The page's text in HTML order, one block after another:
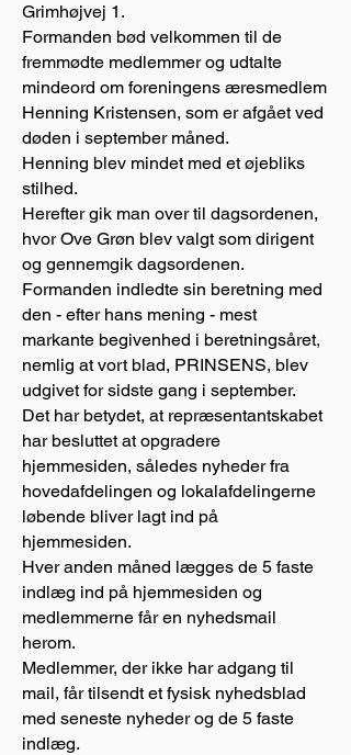
Grimhøjvej 1.
Formanden bød velkommen til de
fremmødte medlemmer og udtalte
mindeord om foreningens æresmedlem
Henning Kristensen, som er afgået ved
døden i september måned.
Henning blev mindet med et øjebliks
stilhed.
Herefter gik man over til dagsordenen,
hvor Ove Grøn blev valgt som dirigent
og gennemgik dagsordenen.
Formanden indledte sin beretning med
den - efter hans mening - mest
markante begivenhed i beretningsåret,
nemlig at vort blad, PRINSENS, blev
udgivet for sidste gang i september.
Det har betydet, at repræsentantskabet
har besluttet at opgradere
hjemmesiden, således nyheder fra
hovedafdelingen og lokalafdelingerne
løbende bliver lagt ind på
hjemmesiden.
Hver anden måned lægges de 5 faste
indlæg ind på hjemmesiden og
medlemmerne får en nyhedsmail
herom.
Medlemmer, der ikke har adgang til
mail, får tilsendt et fysisk nyhedsblad
med seneste nyheder og de 5 faste
indlæg.